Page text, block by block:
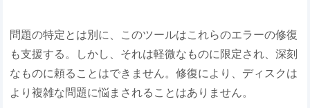
問題の特定とは別に、このツールはこれらのエラーの修復
も支援する。しかし、それは軽微なものに限定され、深刻
なものに頼ることはできません。修復により、ディスクは
より複雑な問題に悩まされることはありません。